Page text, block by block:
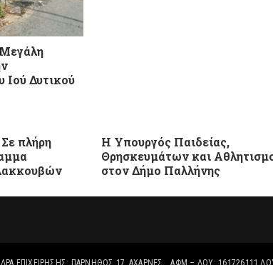
Ιού Δυτικού
πλήρη
Η Υπουργός Παιδείας,
Θρησκευμάτων και
στον Δήμο Παλλήνης
ΕΠΙΧΕΙΡΗΣΗΣ: ΠΑΡΝΗΘΟΣ 17, ΑΧΑΡΝΕΣ, , ΑΦΜ – ΔΟΥ: 161726111